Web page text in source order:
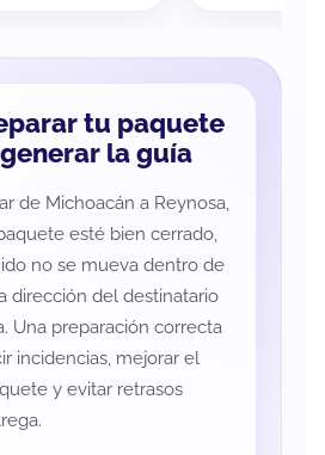
tu paquete
la guía
de Michoacán a Reynosa,
esté bien cerrado,
no se mueva dentro de
dirección del destinatario
Una preparación correcta
incidencias, mejorar el
y evitar retrasos